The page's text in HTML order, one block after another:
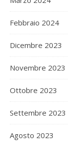
Febbraio 2024
Dicembre 2023
Novembre 2023
Ottobre 2023
Settembre 2023
Agosto 2023